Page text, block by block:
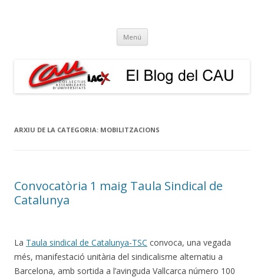
Menú Vés
contingut
ARXIU DE LA CATEGORIA: MOBILITZACIONS
Convocatòria 1 maig Taula Sindical de
Catalunya
La Taula sindical de Catalunya-TSC convoca, una vegada
més, manifestació unitària del sindicalisme alternatiu a
Barcelona, amb sortida a l’avinguda Vallcarca número 100